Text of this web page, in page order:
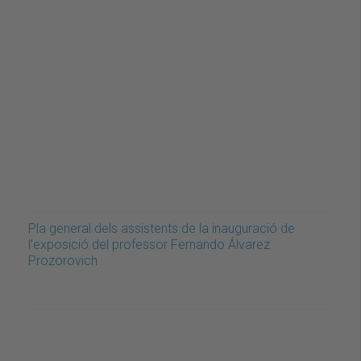
Pla general dels assistents de la inauguració de
l’exposició del professor Fernando Álvarez
Prozorovich